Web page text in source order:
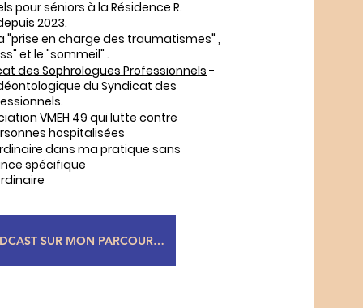
pour séniors à la Résidence R.
2023.
"prise en charge des traumatismes" ,
et le "sommeil" .
des Sophrologues Professionnels -
du Syndicat des
VMEH 49 qui lutte contre
hospitalisées
dans ma pratique sans
spécifique
PODCAST SUR MON PARCOURS RADIO G!